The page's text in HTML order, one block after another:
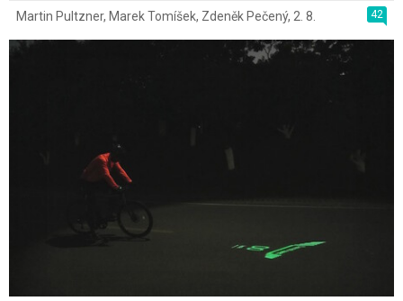
42
Martin Pultzner, Marek Tomíšek, Zdeněk Pečený, 2. 8.